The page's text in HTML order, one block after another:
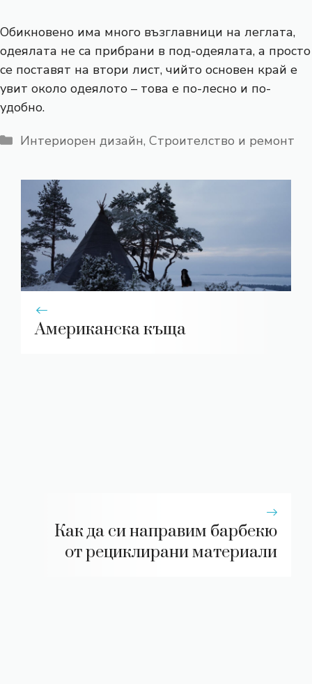
Обикновено има много възглавници на леглата,
одеялата не са прибрани в под-одеялата, а просто
се поставят на втори лист, чийто основен край е
увит около одеялото – това е по-лесно и по-
удобно.
Категории
Интериорен дизайн, Строителство и ремонт
Американска къща
Как да си направим барбекю
от рециклирани материали